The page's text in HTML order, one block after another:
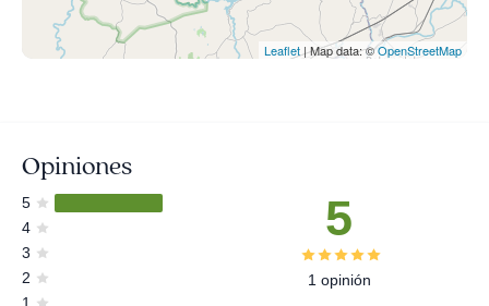
Leaflet| Map data: ©OpenStreetMap
Opiniones
5
4
3
2
5
1 opinión